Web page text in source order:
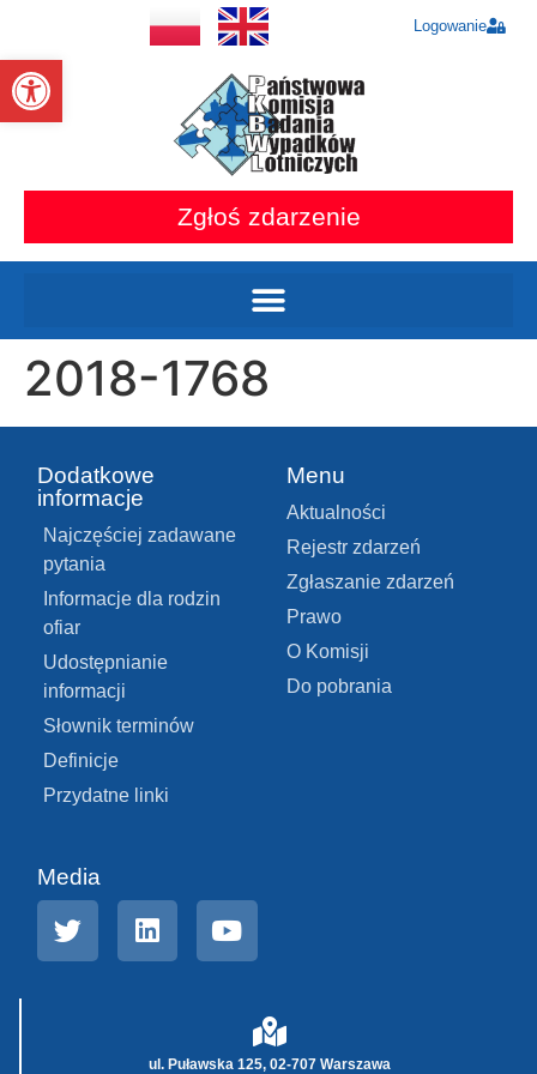
Otwórz pasek narzędzi
Logowanie
Zgłoś zdarzenie
2018-1768
Dodatkowe
informacje
Najczęściej zadawane
pytania
Informacje dla rodzin
ofiar
Udostępnianie
informacji
Słownik terminów
Definicje
Przydatne linki
Menu
Aktualności
Rejestr zdarzeń
Zgłaszanie zdarzeń
Prawo
O Komisji
Do pobrania
Media
ul. Puławska 125, 02-707 Warszawa